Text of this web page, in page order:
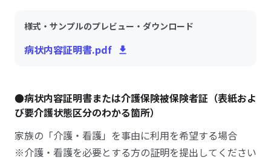
様式・サンプルのプレビュー・ダウンロード
病状内容証明書.pdf
●病状内容証明書または介護保険被保険者証（表紙およ
び要介護状態区分のわかる箇所）
家族の「介護・看護」を事由に利用を希望する場合
※介護・看護を必要とする方の証明を提出してください